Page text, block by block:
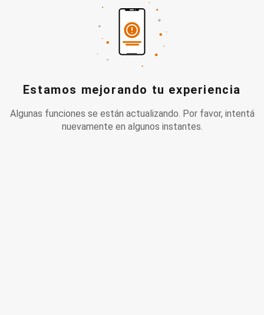
Estamos mejorando tu experiencia
Algunas funciones se están actualizando. Por favor, intentá
nuevamente en algunos instantes.